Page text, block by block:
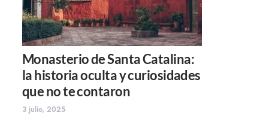
Monasterio de Santa Catalina:
la historia oculta y curiosidades
que no te contaron
3 julio, 2025